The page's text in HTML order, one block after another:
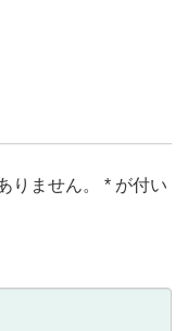
りません。 * が付い